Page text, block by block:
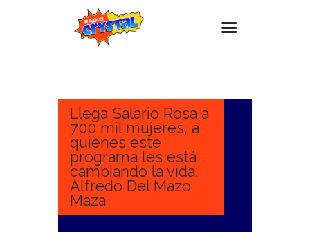
Estaciones
Eventos
Promociones
Noticias
Para ti
Llega Salario Rosa a
700 mil mujeres, a
quienes este
programa les está
cambiando la vida:
Alfredo Del Mazo
Maza